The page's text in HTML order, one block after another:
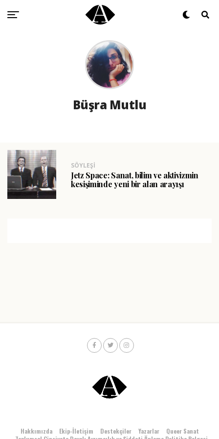
Büşra Mutlu
SÖYLEŞI
Jetz Space: Sanat, bilim ve aktivizmin
kesişiminde yeni bir alan arayışı
Hakkımızda Ekip-İletişim Destekçiler Yazarlar
Queer Sanat